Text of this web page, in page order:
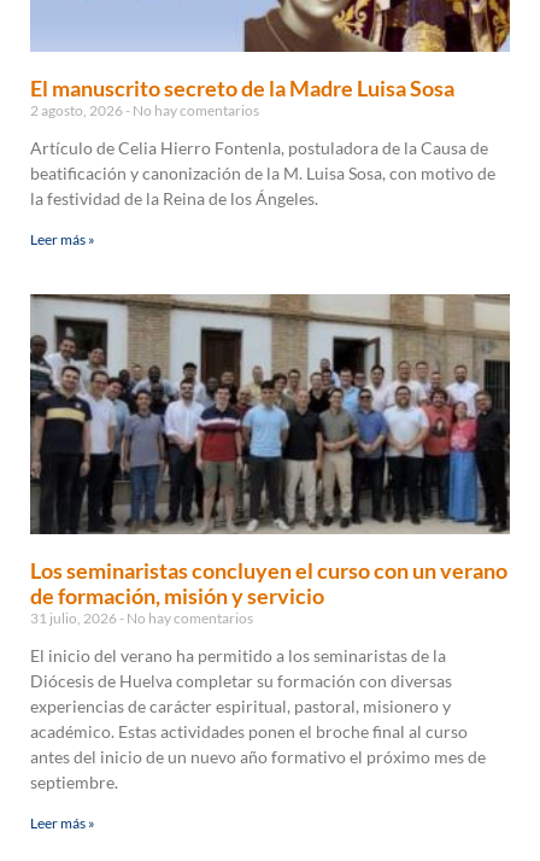
El manuscrito secreto de la Madre Luisa Sosa
2 agosto, 2026 No hay comentarios
Artículo de Celia Hierro Fontenla, postuladora de la Causa de
beatificación y canonización de la M. Luisa Sosa, con motivo de
la festividad de la Reina de los Ángeles.
Leer más »
Los seminaristas concluyen el curso con un verano
de formación, misión y servicio
31 julio, 2026 No hay comentarios
El inicio del verano ha permitido a los seminaristas de la
Diócesis de Huelva completar su formación con diversas
experiencias de carácter espiritual, pastoral, misionero y
académico. Estas actividades ponen el broche final al curso
antes del inicio de un nuevo año formativo el próximo mes de
septiembre.
Leer más »